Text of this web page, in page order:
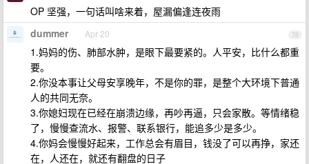
OP 坚强，一句话叫啥来着，屋漏偏逢连夜雨
78
dummer Apr 20
1.妈妈的伤、肺部水肿，是眼下最要紧的。人平安，比什么都重
要。
2.你没本事让父母安享晚年，不是你的罪，是整个大环境下普通
人的共同无奈。
3.你媳妇现在已经在崩溃边缘，再吵再逼，只会家散。等情绪稳
了，慢慢查流水、报警、联系银行，能追多少是多少。
4.你妈会慢慢好起来，工作总会有眉目，钱没了可以再挣，家还
在，人还在，就还有翻盘的日子